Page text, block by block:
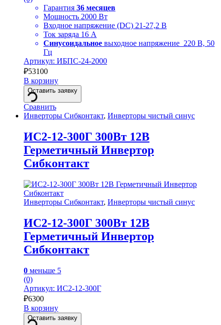
Гарантия 36 месяцев
Мощность 2000 Вт
Входное напряжение (DC) 21-27,2 В
Ток заряда 16 А
Синусоидальное выходное напряжение 220 В, 50
Гц
Артикул: ИБПС-24-2000
₽53100
В корзину
Оставить заявку
Сравнить
Инверторы Сибконтакт, Инверторы чистый синус
ИС2-12-300Г 300Вт 12В
Герметичный Инвертор
Сибконтакт
Инверторы Сибконтакт, Инверторы чистый синус
ИС2-12-300Г 300Вт 12В
Герметичный Инвертор
Сибконтакт
0 меньше 5
(0)
Артикул: ИС2-12-300Г
₽6300
В корзину
Оставить заявку